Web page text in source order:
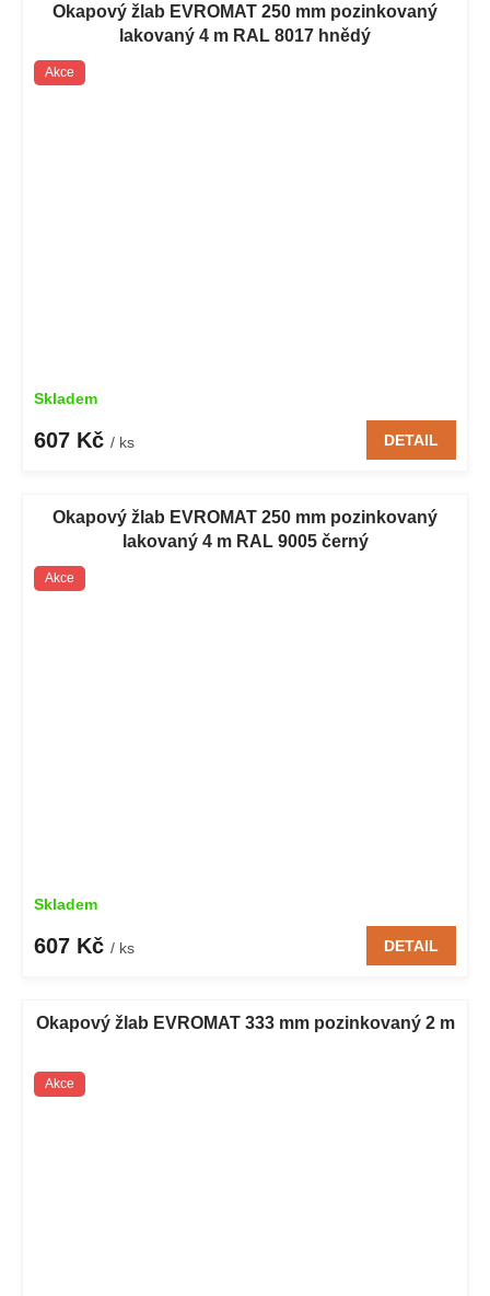
Okapový žlab EVROMAT 250 mm pozinkovaný
lakovaný 4 m RAL 8017 hnědý
Akce
Skladem
607 Kč / ks DETAIL
Okapový žlab EVROMAT 250 mm pozinkovaný
lakovaný 4 m RAL 9005 černý
Akce
Skladem
607 Kč / ks DETAIL
Okapový žlab EVROMAT 333 mm pozinkovaný 2 m
Akce